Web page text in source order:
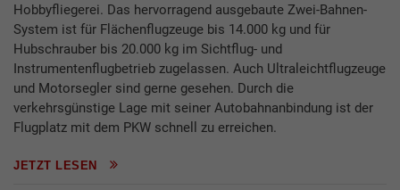
Hobbyfliegerei. Das hervorragend ausgebaute Zwei-Bahnen-
System ist für Flächenflugzeuge bis 14.000 kg und für
Hubschrauber bis 20.000 kg im Sichtflug- und
Instrumentenflugbetrieb zugelassen. Auch Ultraleichtflugzeuge
und Motorsegler sind gerne gesehen. Durch die
verkehrsgünstige Lage mit seiner Autobahnanbindung ist der
Flugplatz mit dem PKW schnell zu erreichen.
JETZT LESEN